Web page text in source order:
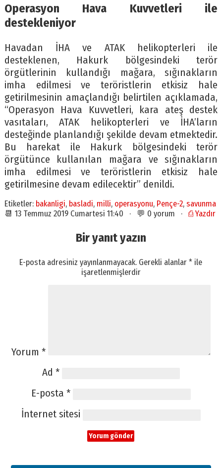
Operasyon Hava Kuvvetleri ile
destekleniyor
Havadan İHA ve ATAK helikopterleri ile
desteklenen, Hakurk bölgesindeki terör
örgütlerinin kullandığı mağara, sığınakların
imha edilmesi ve teröristlerin etkisiz hale
getirilmesinin amaçlandığı belirtilen açıklamada,
“Operasyon Hava Kuvvetleri, kara ateş destek
vasıtaları, ATAK helikopterleri ve İHA’ların
desteğinde planlandığı şekilde devam etmektedir.
Bu harekat ile Hakurk bölgesindeki terör
örgütünce kullanılan mağara ve sığınakların
imha edilmesi ve teröristlerin etkisiz hale
getirilmesine devam edilecektir” denildi.
Etiketler: bakanligi, basladi, milli, operasyonu, Pençe-2, savunma
📆 13 Temmuz 2019 Cumartesi 11:40 · 💬 0 yorum · ⎙ Yazdır
Bir yanıt yazın
E-posta adresiniz yayınlanmayacak. Gerekli alanlar* ile
işaretlenmişlerdir
Yorum *
Ad *
E-posta *
İnternet sitesi